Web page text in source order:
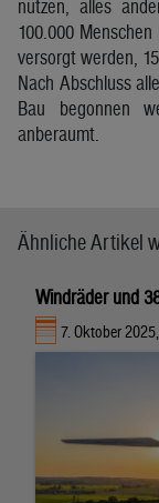
nützen, alles
100.000
versorgt werden,
Nach Abschluss
Bau begonnen
anberaumt.
Ähnliche Artikel
Windräder und
7. Oktober